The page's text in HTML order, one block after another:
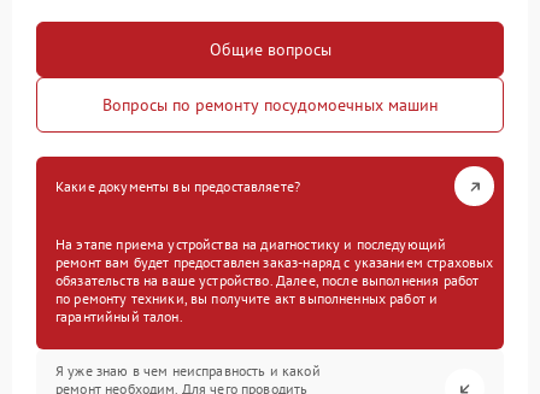
Общие вопросы
Вопросы по ремонту посудомоечных машин
Какие документы вы предоставляете?
На этапе приема устройства на диагностику и последующий
ремонт вам будет предоставлен заказ-наряд с указанием страховых
обязательств на ваше устройство. Далее, после выполнения работ
по ремонту техники, вы получите акт выполненных работ и
гарантийный талон.
Я уже знаю в чем неисправность и какой
ремонт необходим. Для чего проводить